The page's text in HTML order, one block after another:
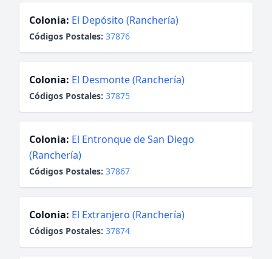
Colonia: El Depósito (Ranchería)
Códigos Postales: 37876
Colonia: El Desmonte (Ranchería)
Códigos Postales: 37875
Colonia: El Entronque de San Diego
(Ranchería)
Códigos Postales: 37867
Colonia: El Extranjero (Ranchería)
Códigos Postales: 37874